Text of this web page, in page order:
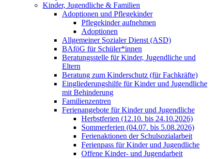
Kinder, Jugendliche & Familien
Adoptionen und Pflegekinder
Pflegekinder aufnehmen
Adoptionen
Allgemeiner Sozialer Dienst (ASD)
BAföG für Schüler*innen
Beratungsstelle für Kinder, Jugendliche und
Eltern
Beratung zum Kinderschutz (für Fachkräfte)
Eingliederungshilfe für Kinder und Jugendliche
mit Behinderung
Familienzentren
Ferienangebote für Kinder und Jugendliche
Herbstferien (12.10. bis 24.10.2026)
Sommerferien (04.07. bis 5.08.2026)
Ferienaktionen der Schulsozialarbeit
Ferienpass für Kinder und Jugendliche
Offene Kinder- und Jugendarbeit